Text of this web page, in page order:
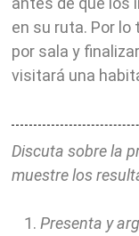
en su ruta. Por lo
por sala y
visitará una
Discuta sobre la
muestre los
Presenta y